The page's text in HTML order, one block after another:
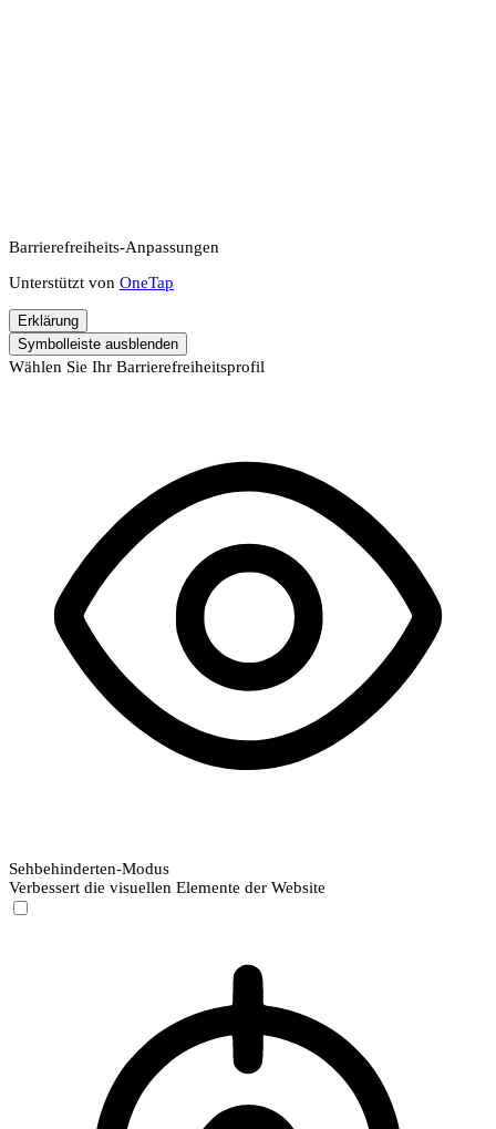
Barrierefreiheits-Anpassungen
Unterstützt von OneTap
Erklärung
Symbolleiste ausblenden
Wählen Sie Ihr Barrierefreiheitsprofil
Sehbehinderten-Modus
Verbessert die visuellen Elemente der Website